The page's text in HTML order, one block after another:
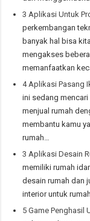
3 Aplikasi Untuk
perkembangan
banyak hal bisa
mengakses
memanfaatkan
4 Aplikasi Pasang
ini sedang
menjual rumah
membantu kamu
rumah…
3 Aplikasi Desain
memiliki rumah
desain rumah dan
interior untuk
5 Game Penghasil